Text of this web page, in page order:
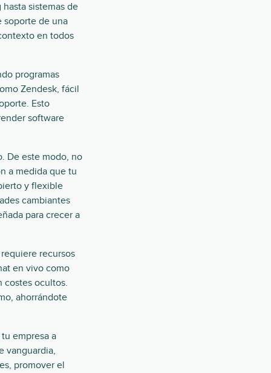
sistemas de
soporte de una
en todos
programas
Zendesk, fácil
Esto
software
De este modo, no
a medida que tu
y flexible
cambiantes
para crecer a
recursos
en vivo como
costes ocultos.
ahorrándote
empresa a
vanguardia,
promover el